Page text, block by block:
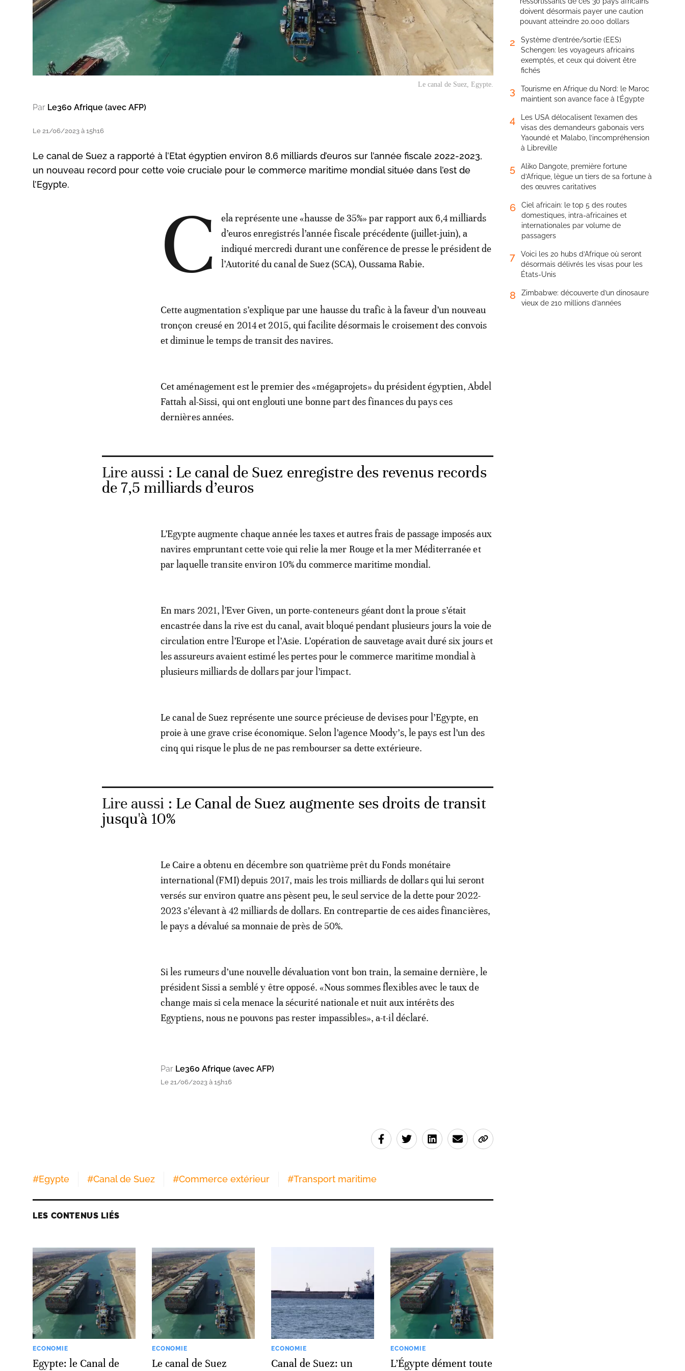
Le canal de Suez, Egypte.
Par Le360 Afrique (avec AFP)
Le 21/06/2023 à 15h16
Le canal de Suez a rapporté à l’Etat égyptien environ 8,6 milliards d’euros sur l’année fiscale 2022-2023,
un nouveau record pour cette voie cruciale pour le commerce maritime mondial située dans l’est de
l’Egypte.
C
ela représente une «hausse de 35%» par rapport aux 6,4 milliards
d’euros enregistrés l’année fiscale précédente (juillet-juin), a
indiqué mercredi durant une conférence de presse le président de
l’Autorité du canal de Suez (SCA), Oussama Rabie.
Cette augmentation s’explique par une hausse du trafic à la faveur d’un nouveau
tronçon creusé en 2014 et 2015, qui facilite désormais le croisement des convois
et diminue le temps de transit des navires.
Cet aménagement est le premier des «mégaprojets» du président égyptien, Abdel
Fattah al-Sissi, qui ont englouti une bonne part des finances du pays ces
dernières années.
Lire aussi : Le canal de Suez enregistre des revenus records
de 7,5 milliards d’euros
L’Egypte augmente chaque année les taxes et autres frais de passage imposés aux
navires empruntant cette voie qui relie la mer Rouge et la mer Méditerranée et
par laquelle transite environ 10% du commerce maritime mondial.
En mars 2021, l’Ever Given, un porte-conteneurs géant dont la proue s’était
encastrée dans la rive est du canal, avait bloqué pendant plusieurs jours la voie de
circulation entre l’Europe et l’Asie. L’opération de sauvetage avait duré six jours et
les assureurs avaient estimé les pertes pour le commerce maritime mondial à
plusieurs milliards de dollars par jour l’impact.
Le canal de Suez représente une source précieuse de devises pour l’Egypte, en
proie à une grave crise économique. Selon l’agence Moody’s, le pays est l’un des
cinq qui risque le plus de ne pas rembourser sa dette extérieure.
Lire aussi : Le Canal de Suez augmente ses droits de transit
jusqu'à 10%
Le Caire a obtenu en décembre son quatrième prêt du Fonds monétaire
international (FMI) depuis 2017, mais les trois milliards de dollars qui lui seront
versés sur environ quatre ans pèsent peu, le seul service de la dette pour 2022-
2023 s’élevant à 42 milliards de dollars. En contrepartie de ces aides financières,
le pays a dévalué sa monnaie de près de 50%.
Si les rumeurs d’une nouvelle dévaluation vont bon train, la semaine dernière, le
président Sissi a semblé y être opposé. «Nous sommes flexibles avec le taux de
change mais si cela menace la sécurité nationale et nuit aux intérêts des
Egyptiens, nous ne pouvons pas rester impassibles», a-t-il déclaré.
Par Le360 Afrique (avec AFP)
Le 21/06/2023 à 15h16
#Egypte #Canal de Suez #Commerce extérieur #Transport maritime
LES CONTENUS LIÉS
ECONOMIE
Egypte: le Canal de
ECONOMIE
Le canal de Suez
ECONOMIE
Canal de Suez: un
ECONOMIE
L’Égypte dément toute
doivent désormais payer une caution
pouvant atteindre 20.000 dollars
2
Système d’entrée/sortie (EES)
Schengen: les voyageurs africains
exemptés, et ceux qui doivent être
fichés
3
Tourisme en Afrique du Nord: le Maroc
maintient son avance face à l’Égypte
4
Les USA délocalisent l’examen des
visas des demandeurs gabonais vers
Yaoundé et Malabo, l’incompréhension
à Libreville
5
Aliko Dangote, première fortune
d’Afrique, lègue un tiers de sa fortune à
des œuvres caritatives
6
Ciel africain: le top 5 des routes
domestiques, intra-africaines et
internationales par volume de
passagers
7
Voici les 20 hubs d’Afrique où seront
désormais délivrés les visas pour les
États-Unis
8
Zimbabwe: découverte d’un dinosaure
vieux de 210 millions d’années